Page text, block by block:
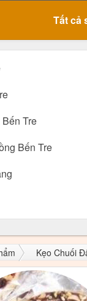
Tất cả
Tre
Bến Tre
Kẹo Chuối